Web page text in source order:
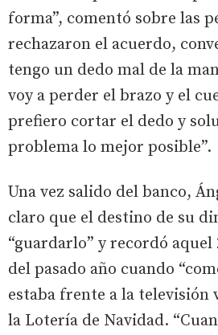
forma”, comentó sobre las
rechazaron el acuerdo,
tengo un dedo mal de la
voy a perder el brazo y el
prefiero cortar el dedo y
problema lo mejor posible”.
Una vez salido del banco,
claro que el destino de su
“guardarlo” y recordó
del pasado año cuando
estaba frente a la televisión
la Lotería de Navidad.